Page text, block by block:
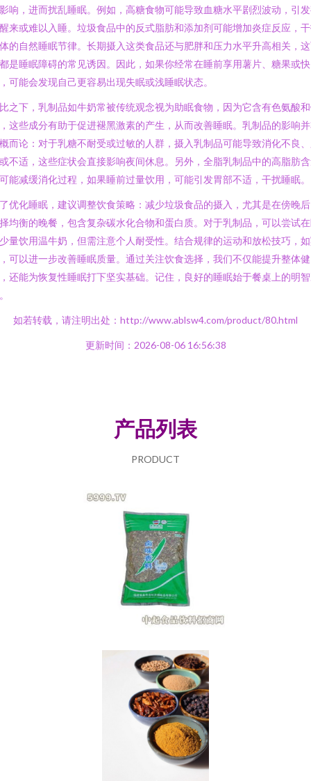
响，进而扰乱睡眠。例如，高糖食物可能导致血糖水平剧烈波动，引
来或难以入睡。垃圾食品中的反式脂肪和添加剂可能增加炎症反应，
的自然睡眠节律。长期摄入这类食品还与肥胖和压力水平升高相关，
是睡眠障碍的常见诱因。因此，如果你经常在睡前享用薯片、糖果或快
可能会发现自己更容易出现失眠或浅睡眠状态。
之下，乳制品如牛奶常被传统观念视为助眠食物，因为它含有色氨酸
这些成分有助于促进褪黑激素的产生，从而改善睡眠。乳制品的影响
而论：对于乳糖不耐受或过敏的人群，摄入乳制品可能导致消化不良
不适，这些症状会直接影响夜间休息。另外，全脂乳制品中的高脂肪
能减缓消化过程，如果睡前过量饮用，可能引发胃部不适，干扰睡眠。
优化睡眠，建议调整饮食策略：减少垃圾食品的摄入，尤其是在傍晚
均衡的晚餐，包含复杂碳水化合物和蛋白质。对于乳制品，可以尝试
量饮用温牛奶，但需注意个人耐受性。结合规律的运动和放松技巧，
可以进一步改善睡眠质量。通过关注饮食选择，我们不仅能提升整体健
还能为恢复性睡眠打下坚实基础。记住，良好的睡眠始于餐桌上的明
如若转载，请注明出处：http://www.ablsw4.com/product/80.html
更新时间：2026-08-06 16:56:38
产品列表
PRODUCT